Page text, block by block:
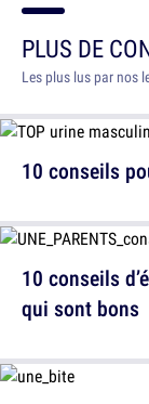
PLUS DE
Les plus lus par nos
10 conseils
10 conseils
qui sont bons